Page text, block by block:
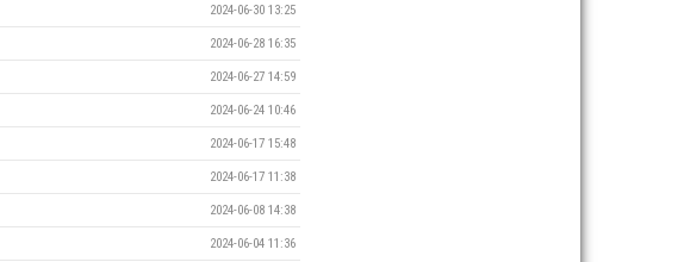
2024-06-30 13:25
2024-06-28 16:35
2024-06-27 14:59
2024-06-24 10:46
2024-06-17 15:48
2024-06-17 11:38
2024-06-08 14:38
2024-06-04 11:36